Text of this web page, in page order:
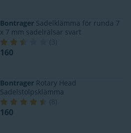
Bontrager Sadelklämma för runda 7
x 7 mm sadelrälsar svart
( 3
160
Bontrager Rotary Head
Sadelstolpsklämma
( 8
160